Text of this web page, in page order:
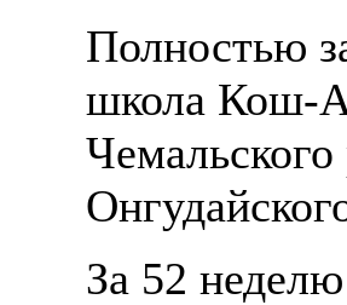
Полностью
школа Кош-
За 52